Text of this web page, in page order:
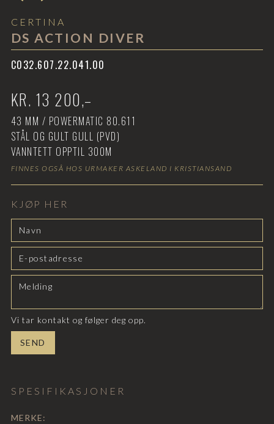
CERTINA
DS ACTION DIVER
C032.607.22.041.00
KR. 13 200,–
43 MM / POWERMATIC 80.611
STÅL OG GULT GULL (PVD)
VANNTETT OPPTIL 300M
FINNES OGSÅ HOS URMAKER ASKELAND I KRISTIANSAND
KJØP HER
Vi tar kontakt og følger deg opp.
SPESIFIKASJONER
MERKE: